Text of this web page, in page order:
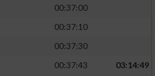
00:37:00
00:37:10
00:37:30
00:37:43
03:14:49